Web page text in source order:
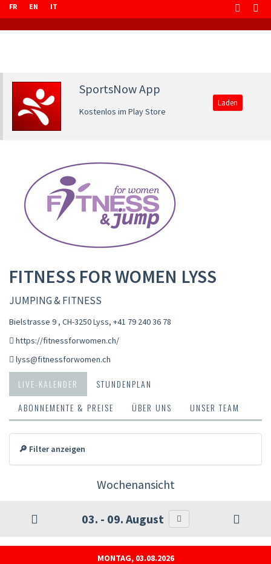
FR EN IT
SportsNow App
Kostenlos im Play Store
Laden
FITNESS FOR WOMEN LYSS
JUMPING & FITNESS
Bielstrasse 9 , CH-3250 Lyss, +41 79 240 36 78
https://fitnessforwomen.ch/
lyss@fitnessforwomen.ch
LIVE-KALENDER
STUNDENPLAN
ABONNEMENTE & PREISE
ÜBER UNS UNSER TEAM
🔎 Filter anzeigen
Wochenansicht
03. - 09. August
MONTAG, 03.08.2026